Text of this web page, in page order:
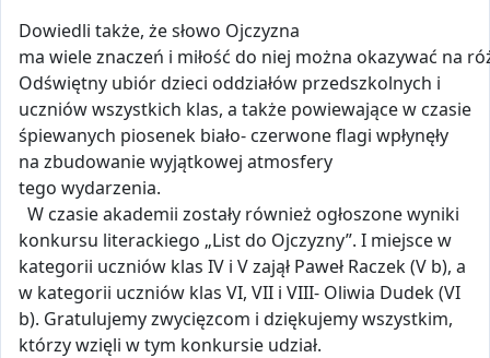
Dowiedli także, że słowo Ojczyzna
ma wiele znaczeń i miłość do niej można okazywać na
Odświętny ubiór dzieci oddziałów przedszkolnych i
uczniów wszystkich klas, a także powiewające w czasie
śpiewanych piosenek biało- czerwone flagi wpłynęły
na zbudowanie wyjątkowej atmosfery
tego wydarzenia.
W czasie akademii zostały również ogłoszone wyniki
konkursu literackiego „List do Ojczyzny”. I miejsce w
kategorii uczniów klas IV i V zajął Paweł Raczek (V b), a
w kategorii uczniów klas VI, VII i VIII- Oliwia Dudek (VI
b). Gratulujemy zwycięzcom i dziękujemy wszystkim,
którzy wzięli w tym konkursie udział.